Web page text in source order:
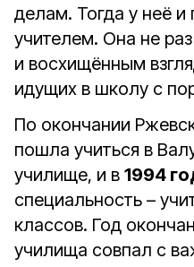
делам. Тогда у неё и
учителем. Она не
и восхищённым
идущих в школу с
По окончании
пошла учиться в
училище, и в 1994
специальность –
классов. Год
училища совпал с